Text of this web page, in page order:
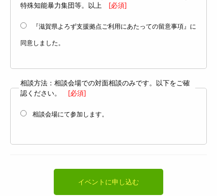
特殊知能暴力集団等。以上[必須]
『滋賀県よろず支援拠点ご利用にあたっての留意事項』に
同意しました。
相談方法：相談会場での対面相談のみです。以下をご確
認ください。
[必須]
相談会場にて参加します。
イベントに申し込む